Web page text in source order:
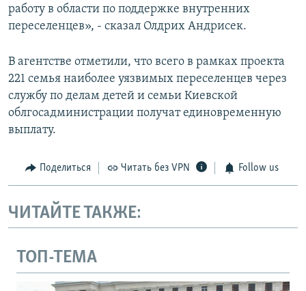
работу в области по поддержке внутренних
переселенцев», - сказал Олдрих Андрисек.
В агентстве отметили, что всего в рамках проекта
221 семья наиболее уязвимых переселенцев через
службу по делам детей и семьи Киевской
облгосадминистрации получат единовременную
выплату.
Поделиться Читать без VPN Follow us
ЧИТАЙТЕ ТАКЖЕ:
ТОП-ТЕМА